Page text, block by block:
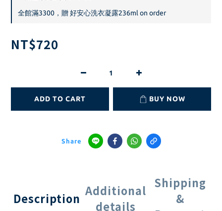
全館滿3300，贈 好安心洗衣凝露236ml on order
NT$720
ADD TO CART BUY NOW
Share
Description
Additional
details
Shipping
&